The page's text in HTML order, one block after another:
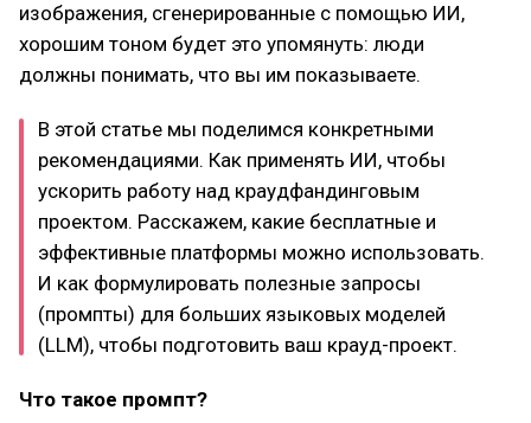
изображения, сгенерированные с помощью ИИ,
хорошим тоном будет это упомянуть: люди
должны понимать, что вы им показываете.
В этой статье мы поделимся конкретными
рекомендациями. Как применять ИИ, чтобы
ускорить работу над краудфандинговым
проектом. Расскажем, какие бесплатные и
эффективные платформы можно использовать.
И как формулировать полезные запросы
(промпты) для больших языковых моделей
(LLM), чтобы подготовить ваш крауд-проект.
Что такое промпт?